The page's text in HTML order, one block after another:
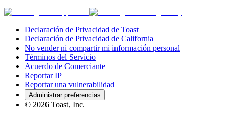
Declaración de Privacidad de Toast
Declaración de Privacidad de California
No vender ni compartir mi información personal
Términos del Servicio
Acuerdo de Comerciante
Reportar IP
Reportar una vulnerabilidad
Administrar preferencias
© 2026 Toast, Inc.